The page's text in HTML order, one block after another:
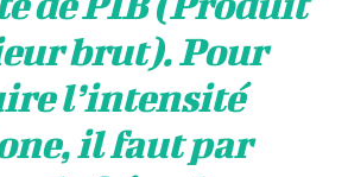
brut). Pour
l’intensité
il faut par